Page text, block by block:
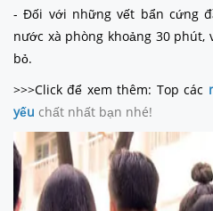
- Đối với những vết bẩn cứng
nước xà phòng khoảng 30
bỏ.
>>>Click để xem thêm: Top các
yếu chất nhất bạn nhé!